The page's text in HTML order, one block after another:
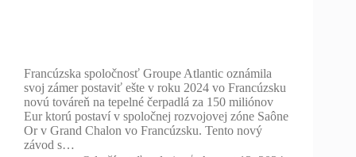
Francúzska spoločnosť Groupe Atlantic oznámila
svoj zámer postaviť ešte v roku 2024 vo Francúzsku
novú továreň na tepelné čerpadlá za 150 miliónov
Eur ktorú postaví v spoločnej rozvojovej zóne Saône
Or v Grand Chalon vo Francúzsku. Tento nový
závod s…